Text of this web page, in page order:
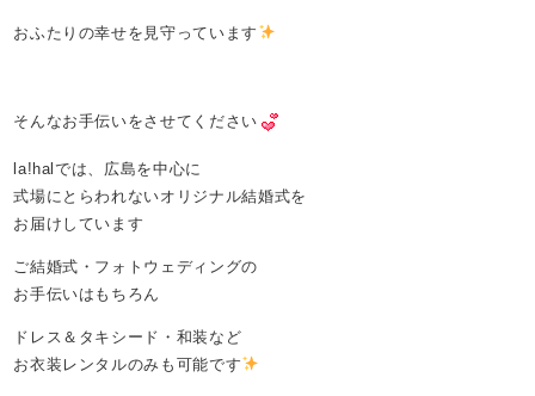
おふたりの幸せを見守っています
そんなお手伝いをさせてください
la!halでは、広島を中心に
式場にとらわれないオリジナル結婚式を
お届けしています
ご結婚式・フォトウェディングの
お手伝いはもちろん
ドレス＆タキシード・和装など
お衣装レンタルのみも可能です